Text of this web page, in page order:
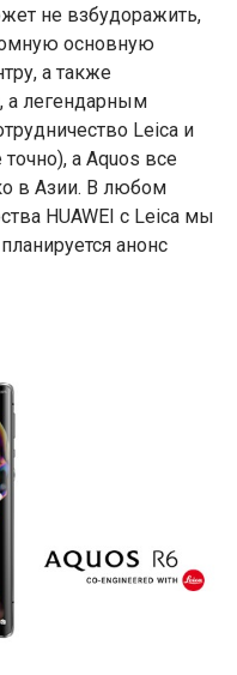
не взбудоражить,
основную
а также
а легендарным
Leica и
а Aquos все
в Азии. В любом
HUAWEI с Leica мы
анонс